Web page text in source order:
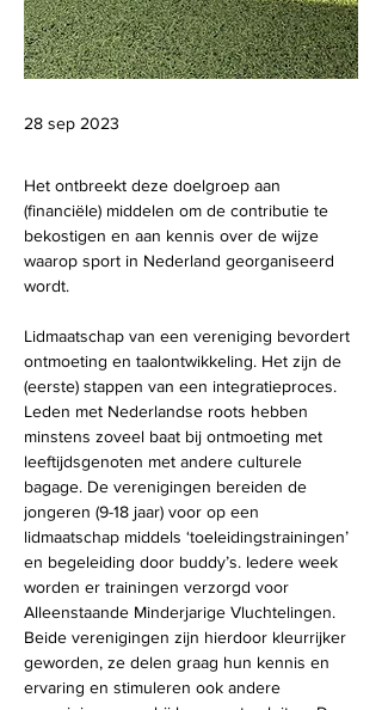
28 sep 2023
Het ontbreekt deze doelgroep aan
(financiële) middelen om de contributie te
bekostigen en aan kennis over de wijze
waarop sport in Nederland georganiseerd
wordt.
Lidmaatschap van een vereniging bevordert
ontmoeting en taalontwikkeling. Het zijn de
(eerste) stappen van een integratieproces.
Leden met Nederlandse roots hebben
minstens zoveel baat bij ontmoeting met
leeftijdsgenoten met andere culturele
bagage. De verenigingen bereiden de
jongeren (9-18 jaar) voor op een
lidmaatschap middels ‘toeleidingstrainingen’
en begeleiding door buddy’s. Iedere week
worden er trainingen verzorgd voor
Alleenstaande Minderjarige Vluchtelingen.
Beide verenigingen zijn hierdoor kleurrijker
geworden, ze delen graag hun kennis en
ervaring en stimuleren ook andere